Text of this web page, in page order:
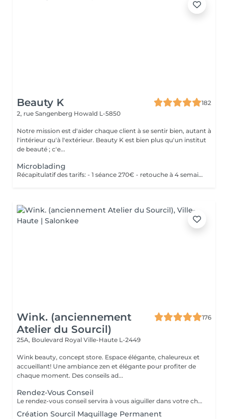
Beauty K
182
2, rue Sangenberg Howald L-5850
Notre mission est d'aider chaque client à se sentir bien, autant à
l'intérieur qu'à l'extérieur. Beauty K est bien plus qu'un institut
de beauté ; c'e...
Microblading
Récapitulatif des tarifs: - 1 séance 270€ - retouche à 4 semaines 50€ - retouche à 1 an 150€ - retouche 2 ans 200€
Wink. (anciennement
Atelier du Sourcil)
176
25A, Boulevard Royal Ville-Haute L-2449
Wink beauty, concept store. Espace élégante, chaleureux et
accueillant! Une ambiance zen et élégante pour profiter de
chaque moment. Des conseils ad...
Rendez-Vous Conseil
Le rendez-vous conseil servira à vous aiguiller dans votre choix, confirmer vos souhaits et vous accompagner dans cette démarche, notamment sur le maquillage permanent.
Création Sourcil Maquillage Permanent